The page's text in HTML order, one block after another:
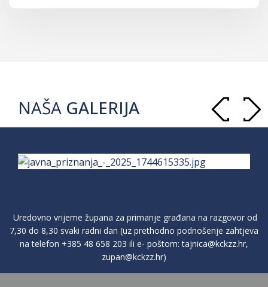
NAŠA GALERIJA
Uredovno vrijeme župana za primanje građana na razgovor od
7,30 do 8,30 svaki radni dan (uz prethodno podnošenje zahtjeva
na telefon +385 48 658 203 ili e- poštom:tajnica@kckzz.hr,
zupan@kckzz.hr)